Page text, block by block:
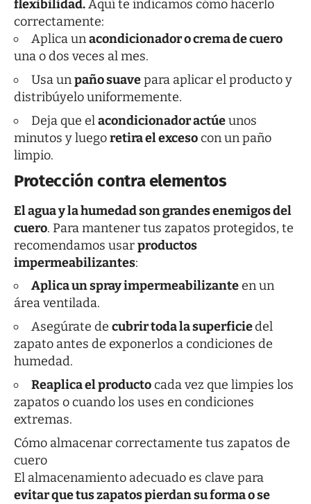
flexibilidad.Aquí te indicamos cómo hacerlo
correctamente:
Aplica unacondicionador ocremade cuero
una o dos veces al mes.
Usa unpaño suavepara aplicar el producto y
distribúyelo uniformemente.
Deja que elacondicionador actúeunos
minutos y luegoretira el excesocon un paño
limpio.
Protección contra elementos
El agua y la humedad son grandes enemigos del
cuero. Para mantener tus zapatos protegidos, te
recomendamos usarproductos
impermeabilizantes:
Aplica un spray impermeabilizanteen un
área ventilada.
Asegúrate de cubrir toda la superficiedel
zapato antes de exponerlos a condiciones de
humedad.
Reaplica el productocada vez que limpies los
zapatos o cuando los uses en condiciones
extremas.
Cómo almacenar correctamente tus zapatos de
cuero
El almacenamiento adecuado es clave para
evitar que tus zapatos pierdan su forma o se